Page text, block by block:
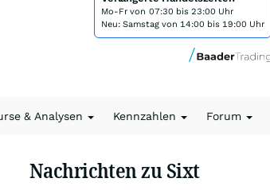
Mo-Fr von 07:30 bis 23:00 Uhr
Neu: Samstag von 14:00 bis 19:00 Uhr
& Analysen Kennzahlen Forum
Nachrichten zu Sixt